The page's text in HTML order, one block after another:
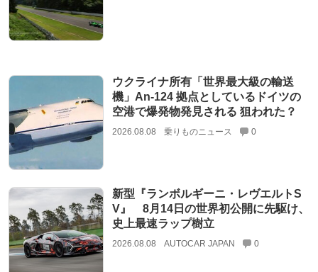
ウクライナ所有「世界最大級の輸送
機」An-124 拠点としているドイツの
空港で爆発物発見される 狙われた？
2026.08.08 乗りものニュース 0
新型『ランボルギーニ・レヴエルトS
V』 8月14日の世界初公開に先駆け、
史上最速ラップ樹立
2026.08.08 AUTOCAR JAPAN 0